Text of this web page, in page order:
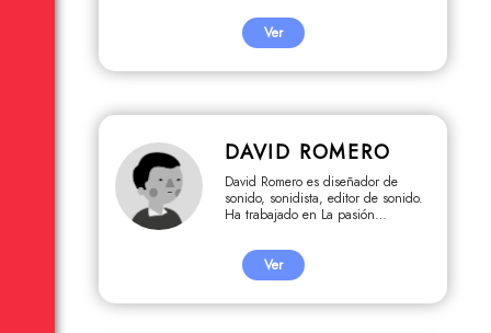
Autoerótica, LXI (61), Guerrero,
Solos, Rosa Chumbe, 1509
Operación Victoria, Desde el
sonido, Un marciano llamado deseo,
Ver
DAVID ROMERO
David Romero es diseñador de
sonido, sonidista, editor de sonido.
Ha trabajado en La pasión
Desde el lado del corazón, El
rincón de los inocentes.
Ver